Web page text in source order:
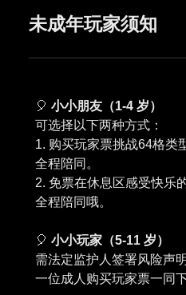
未成年玩家须知
🎈 小小朋友（1-4 岁）
可选择以下两种方式：
1. 购买玩家票挑战64格类
全程陪同。
2. 免票在休息区感受快乐
全程陪同哦。
🎈 小小玩家（5-11 岁）
需法定监护人签署风险声
一位成人购买玩家票一同